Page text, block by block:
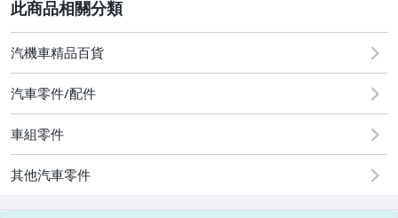
汽機車精品百貨
汽機車精品百貨
汽車零件/配件
車組零件
其他汽車零件